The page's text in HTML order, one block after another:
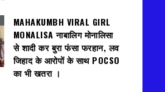
MAHAKUMBH VIRAL GIRL
MONALISA नाबालिग मोनालिसा
से शादी कर बुरा फंसा फरहान, लव
जिहाद के आरोपों के साथ POCSO
का भी खतरा ।